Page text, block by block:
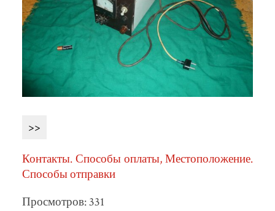
>>
Контакты. Способы оплаты, Местоположение.
Способы отправки
Просмотров: 331